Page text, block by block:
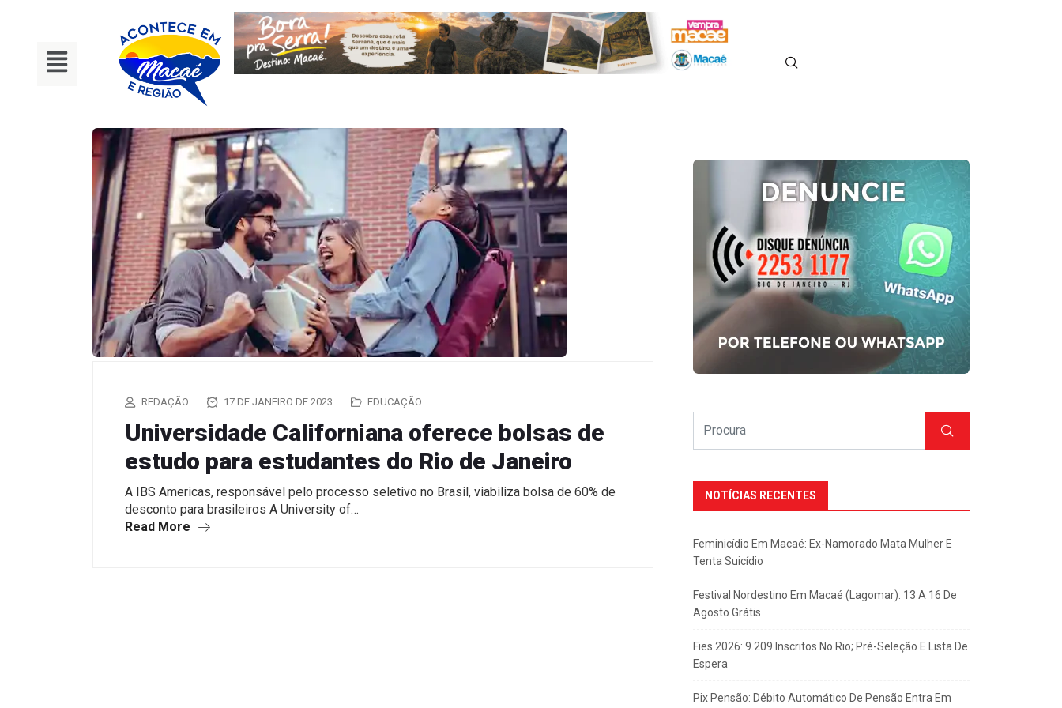
REDAÇÃO 17 DE JANEIRO DE 2023 EDUCAÇÃO
Universidade Californiana oferece bolsas de
estudo para estudantes do Rio de Janeiro
A IBS Americas, responsável pelo processo seletivo no Brasil, viabiliza bolsa de 60% de
desconto para brasileiros A University of…
Read More
NOTÍCIAS RECENTES
Feminicídio Em Macaé: Ex-Namorado Mata Mulher E
Tenta Suicídio
Festival Nordestino Em Macaé (Lagomar): 13 A 16 De
Agosto Grátis
Fies 2026: 9.209 Inscritos No Rio; Pré-Seleção E Lista De
Espera
Pix Pensão: Débito Automático De Pensão Entra Em